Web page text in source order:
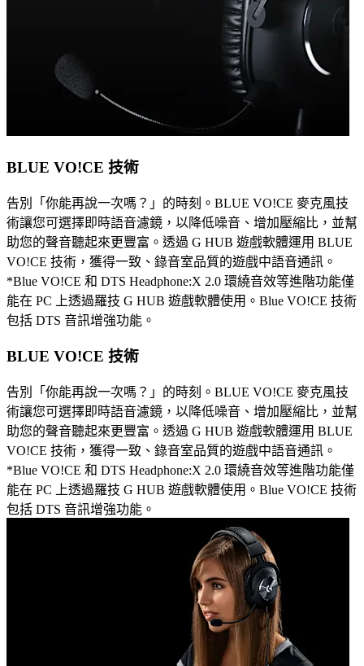
BLUE VO!CE 技術
告別「你能再說一次嗎？」的時刻。BLUE VO!CE 麥克風技
術讓您可選擇即時語音濾鏡，以降低噪音、增加壓縮比，並幫
助您的聲音聽起來更豐富。透過 G HUB 遊戲軟體運用 BLUE
VO!CE 技術，獲得一致、錄音室品質的遊戲中語音通訊。
*Blue VO!CE 和 DTS Headphone:X 2.0 環繞音效等進階功能僅
能在 PC 上透過羅技 G HUB 遊戲軟體使用。Blue VO!CE 技術
包括 DTS 音訊增強功能。
BLUE VO!CE 技術
告別「你能再說一次嗎？」的時刻。BLUE VO!CE 麥克風技
術讓您可選擇即時語音濾鏡，以降低噪音、增加壓縮比，並幫
助您的聲音聽起來更豐富。透過 G HUB 遊戲軟體運用 BLUE
VO!CE 技術，獲得一致、錄音室品質的遊戲中語音通訊。
*Blue VO!CE 和 DTS Headphone:X 2.0 環繞音效等進階功能僅
能在 PC 上透過羅技 G HUB 遊戲軟體使用。Blue VO!CE 技術
包括 DTS 音訊增強功能。